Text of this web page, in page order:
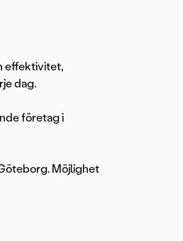
effektivitet,
dag.
företag i
Möjlighet